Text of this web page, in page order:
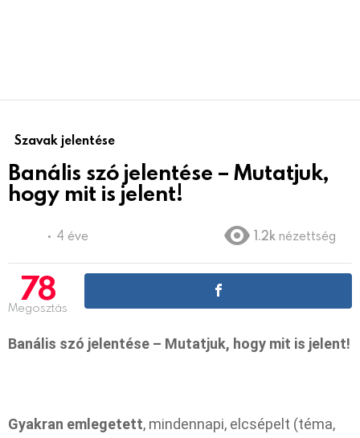
Szavak jelentése
Banális szó jelentése – Mutatjuk,
hogy mit is jelent!
4 éve 1.2k nézettség
78
Megosztás
Banális szó jelentése – Mutatjuk, hogy mit is jelent!
Gyakran emlegetett, mindennapi, elcsépelt (téma,